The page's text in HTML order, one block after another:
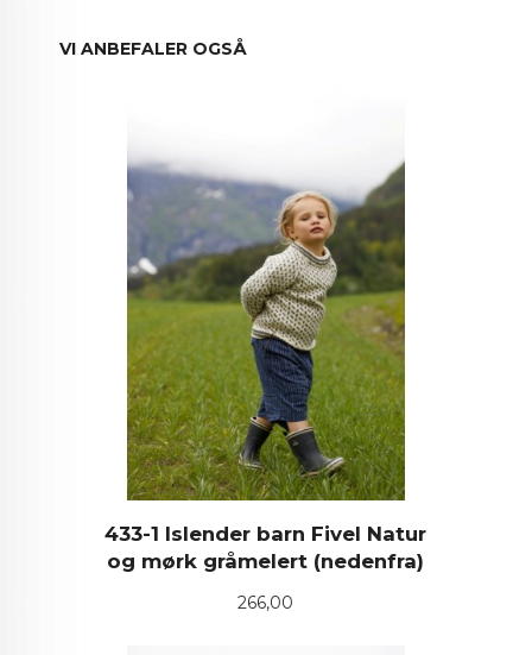
VI ANBEFALER OGSÅ
433-1 Islender barn Fivel Natur
og mørk gråmelert (nedenfra)
Pris
266,00